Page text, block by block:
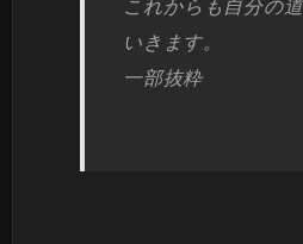
いきます。
一部抜粋